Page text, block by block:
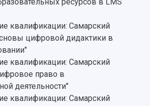
интеллекта
центр
полигон
курсы
COVID-19
исследовательской
разработки
проектов и грантов
"Молодой учёный"
исследовательской
университета
квалификации: Самарский
цифровой дидактики в
квалификации: Самарский
право в
деятельности"
квалификации: Самарский